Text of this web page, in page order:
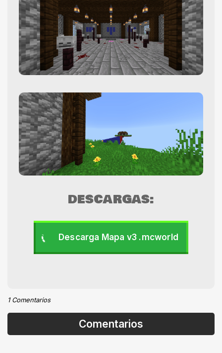
DESCARGAS:
Descarga Mapa v3 .mcworld
1 Comentarios
Comentarios